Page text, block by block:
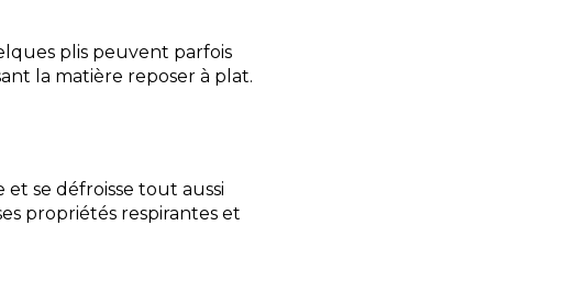
plis peuvent parfois
la matière reposer à plat.
et se défroisse tout aussi
propriétés respirantes et